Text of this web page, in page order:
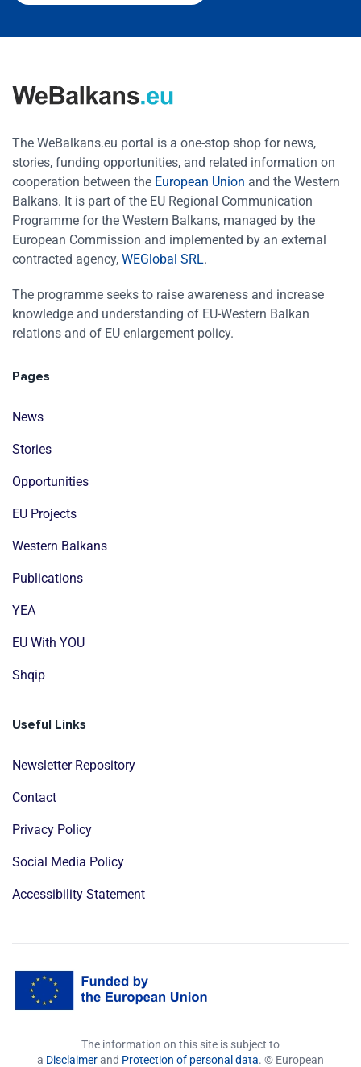
The WeBalkans.eu portal is a one-stop shop for news,
stories, funding opportunities, and related information on
cooperation between the European Union and the Western
Balkans. It is part of the EU Regional Communication
Programme for the Western Balkans, managed by the
European Commission and implemented by an external
contracted agency, WEGlobal SRL.
The programme seeks to raise awareness and increase
knowledge and understanding of EU-Western Balkan
relations and of EU enlargement policy.
Pages
News
Stories
Opportunities
EU Projects
Western Balkans
Publications
YEA
EU With YOU
Shqip
Useful Links
Newsletter Repository
Contact
Privacy Policy
Social Media Policy
Accessibility Statement
The information on this site is subject to
a Disclaimerand Protection of personal data. © European